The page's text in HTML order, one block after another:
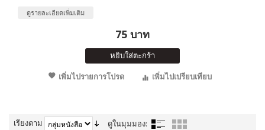
ดูรายละเอียดเพิ่มเติม
75 บาท
หยิบใส่ตะกร้า
เพิ่มไปรายการโปรด
เพิ่มไปเปรียบเทียบ
เรียงตาม
ดูในมุมมอง: